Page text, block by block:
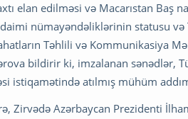
elan edilməsi və Macarıstan Baş
nümayəndəliklərinin statusu
Təhlili və Kommunikasiya
bildirir ki, imzalanan sənədlər,
istiqamətində atılmış mühüm
Zirvədə Azərbaycan Prezidenti